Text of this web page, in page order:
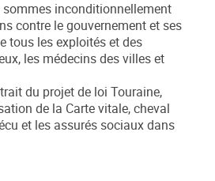
sommes inconditionnellement
contre le gouvernement et ses
tous les exploités et des
les médecins des villes et
du projet de loi Touraine,
de la Carte vitale, cheval
et les assurés sociaux dans